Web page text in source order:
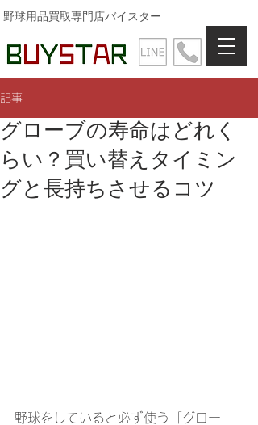
野球用品買取専門店バイスター
記事
グローブの寿命はどれく
らい？買い替えタイミン
グと長持ちさせるコツ
野球をしていると必ず使う「グロー